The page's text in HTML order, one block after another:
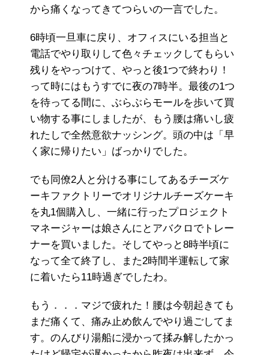
から痛くなってきてつらいの一言でした。
6時頃一旦車に戻り、オフィスにいる担当と
電話でやり取りして色々チェックしてもらい
残りをやっつけて、やっと後1つで終わり！
って時にはもうすでに夜の7時半。最後の1つ
を待ってる間に、ぶらぶらモールを歩いて買
い物する事にしましたが、もう腰は痛いし疲
れたしで全然意欲ナッシング。頭の中は「早
く家に帰りたい」ばっかりでした。
でも同僚2人と分ける事にしてあるチーズケ
ーキファクトリーでオリジナルチーズケーキ
を丸1個購入し、一緒に行ったプロジェクト
マネージャーは娘さんにとアバクロでトレー
ナーを買いました。そしてやっと8時半頃に
なって全て終了し、また2時間半運転して家
に着いたら11時過ぎでしたわ。
もう．．．マジで疲れた！腰は今朝起きても
まだ痛くて、痛み止め飲んでやり過ごしてま
す。のんびり湯船に浸かって揉み解したかっ